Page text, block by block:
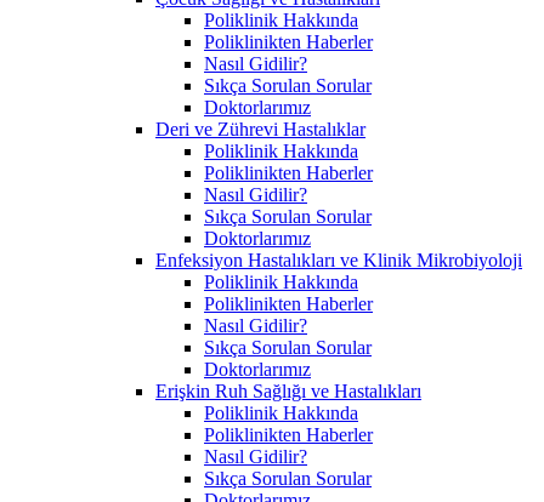
Poliklinik Hakkında
Poliklinikten Haberler
Nasıl Gidilir?
Sıkça Sorulan Sorular
Doktorlarımız
Deri ve Zührevi Hastalıklar
Poliklinik Hakkında
Poliklinikten Haberler
Nasıl Gidilir?
Sıkça Sorulan Sorular
Doktorlarımız
Enfeksiyon Hastalıkları ve Klinik Mikrobiyoloji
Poliklinik Hakkında
Poliklinikten Haberler
Nasıl Gidilir?
Sıkça Sorulan Sorular
Doktorlarımız
Erişkin Ruh Sağlığı ve Hastalıkları
Poliklinik Hakkında
Poliklinikten Haberler
Nasıl Gidilir?
Sıkça Sorulan Sorular